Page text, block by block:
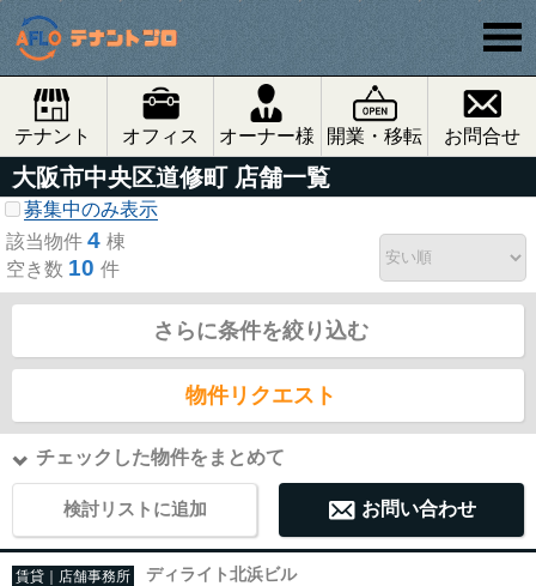
テナント オフィス オーナー様 開業・移転 お問合せ
大阪市中央区道修町 店舗一覧
募集中のみ表示
該当物件 4 棟
空き数 10 件
さらに条件を絞り込む
物件リクエスト
チェックした物件をまとめて
検討リストに追加 お問い合わせ
賃貸｜店舗事務所 ディライト北浜ビル